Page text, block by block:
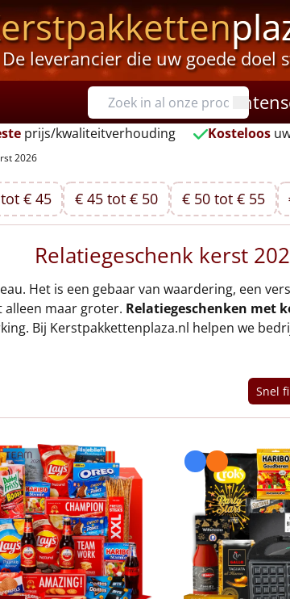
De leverancier die uw goede doel
prijs/kwaliteitverhouding Kosteloos
2026
€ 45 € 45 tot € 50 € 50 tot € 55
Relatiegeschenk kerst
Het is een gebaar van waardering, een
maar groter. Relatiegeschenken met
Bij Kerstpakkettenplaza.nl helpen we
Snel